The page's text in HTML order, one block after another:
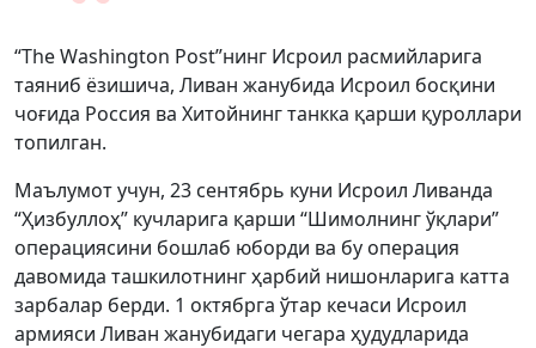
“The Washington Post”нинг Исроил расмийларига
таяниб ёзишича, Ливан жанубида Исроил босқини
чоғида Россия ва Хитойнинг танкка қарши қуроллари
топилган.
Маълумот учун, 23 сентябрь куни Исроил Ливанда
“Ҳизбуллоҳ” кучларига қарши “Шимолнинг ўқлари”
операциясини бошлаб юборди ва бу операция
давомида ташкилотнинг ҳарбий нишонларига катта
зарбалар берди. 1 октябрга ўтар кечаси Исроил
армияси Ливан жанубидаги чегара ҳудудларида